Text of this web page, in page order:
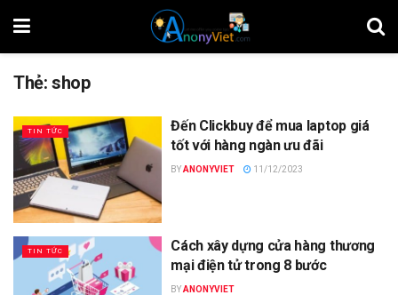
Thẻ:shop
TIN TỨC
Đến Clickbuy để mua laptop giá
tốt với hàng ngàn ưu đãi
BYANONYVIET 11/12/2023
TIN TỨC
Cách xây dựng cửa hàng thương
mại điện tử trong 8 bước
BYANONYVIET